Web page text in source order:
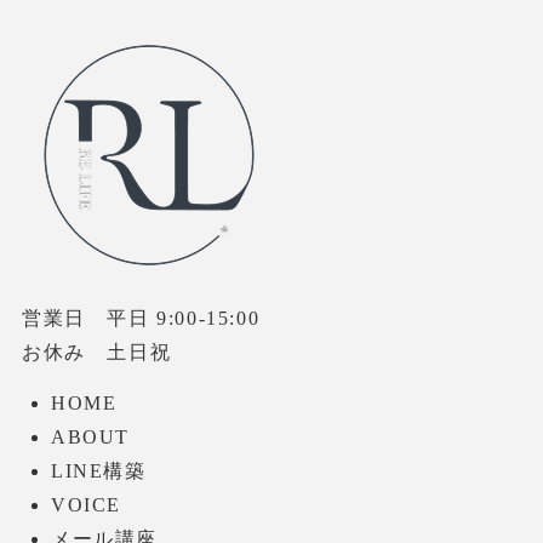
営業日 平日 9:00-15:00
お休み 土日祝
HOME
ABOUT
LINE構築
VOICE
メール講座